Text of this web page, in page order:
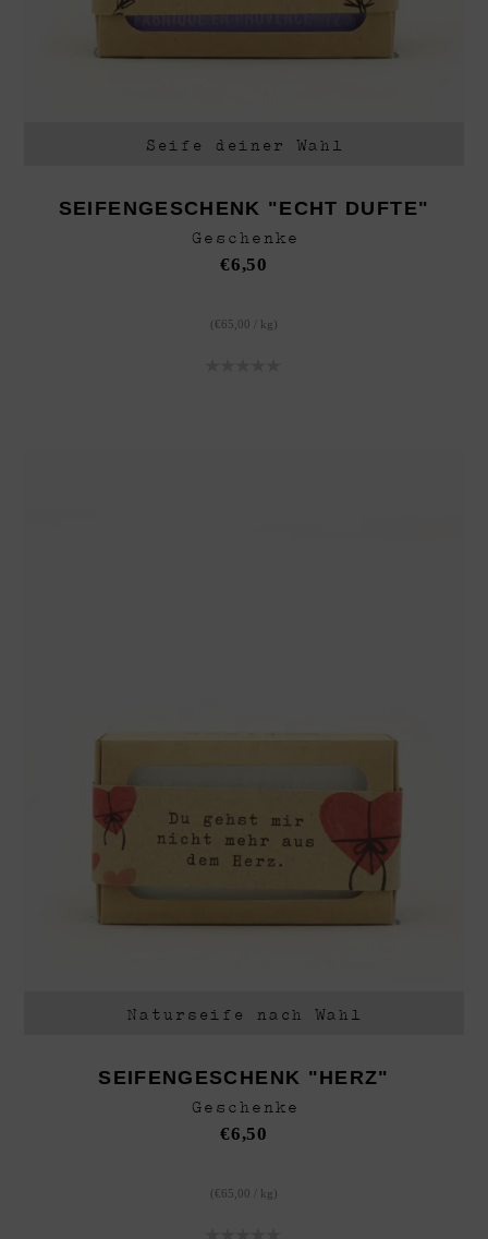
Seife deiner Wahl
SEIFENGESCHENK "ECHT DUFTE"
Geschenke
€6,50
( €65,00 kg )
Naturseife nach Wahl
SEIFENGESCHENK "HERZ"
Geschenke
€6,50
( €65,00 kg )